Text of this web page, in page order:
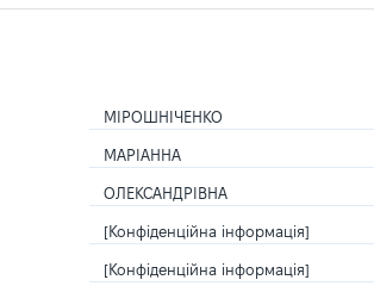
МІРОШНІЧЕНКО
МАРІАННА
ОЛЕКСАНДРІВНА
[Конфіденційна інформація]
[Конфіденційна інформація]